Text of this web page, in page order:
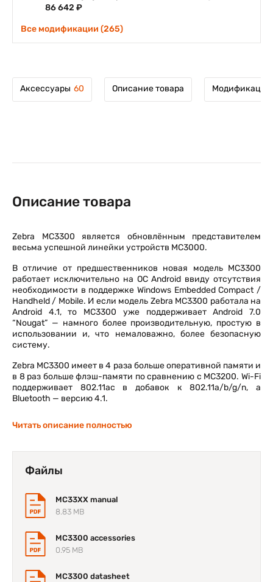
86 642 ₽
Все модификации (265)
Аксессуары 60 Описание товара Модификации
Описание товара
Zebra MC3300 является обновлённым представителем
весьма успешной линейки устройств MC3000.
В отличие от предшественников новая модель MC3300
работает исключительно на ОС Android ввиду отсутствия
необходимости в поддержке Windows Embedded Compact /
Handheld / Mobile. И если модель Zebra MC3300 работала на
Android 4.1, то MC3300 уже поддерживает Android 7.0
“Nougat” — намного более производительную, простую в
использовании и, что немаловажно, более безопасную
систему.
Zebra MC3300 имеет в 4 раза больше оперативной памяти и
в 8 раз больше флэш-памяти по сравнению с MC3200. Wi-Fi
поддерживает 802.11ac в добавок к 802.11a/b/g/n, а
Bluetooth — версию 4.1.
MC3200 оснащался маленьким 3” экраном с разрешением
пикселей.
С увеличением экрана немного изменился форм-фактор
немного толще (1,35” против 1”). Большинство
периферийных устройств, работавших с MC3200, будут
работать и с MC3300.
Как и раньше, у пользователей есть возможность выбора
между 3 разными клавиатурами (на 29, 38 и 47 клавиш).
Появились 4 разные физические конфигурации —
стандартная, вращающаяся, в стиле ручки пистолета и
Читать описание полностью
Файлы
MC33XX manual
8.83 MB
MC3300 accessories
0.95 MB
MC3300 datasheet